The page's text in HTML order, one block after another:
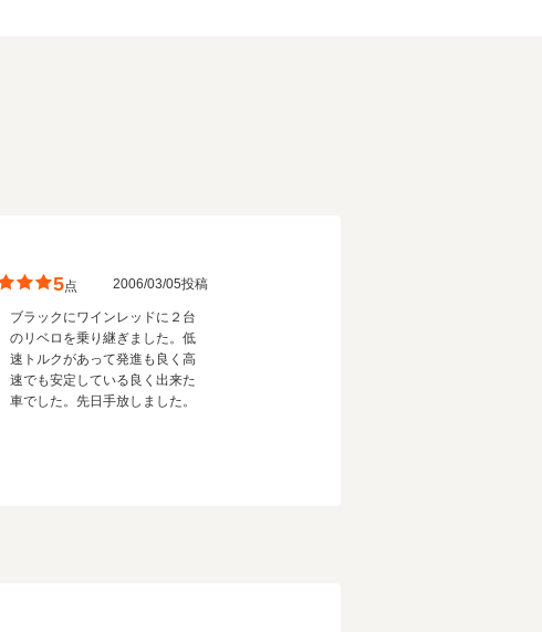
5点 2006/03/05投稿
ブラックにワインレッドに２台
のリベロを乗り継ぎました。低
速トルクがあって発進も良く高
速でも安定している良く出来た
車でした。先日手放しました。